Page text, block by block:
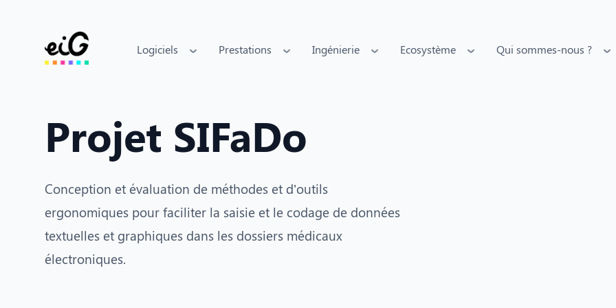
Logiciels Prestations Ingénierie Ecosystème Qui sommes-nous ?
Projet SIFaDo
Conception et évaluation de méthodes et d’outils
ergonomiques pour faciliter la saisie et le codage de données
textuelles et graphiques dans les dossiers médicaux
électroniques.